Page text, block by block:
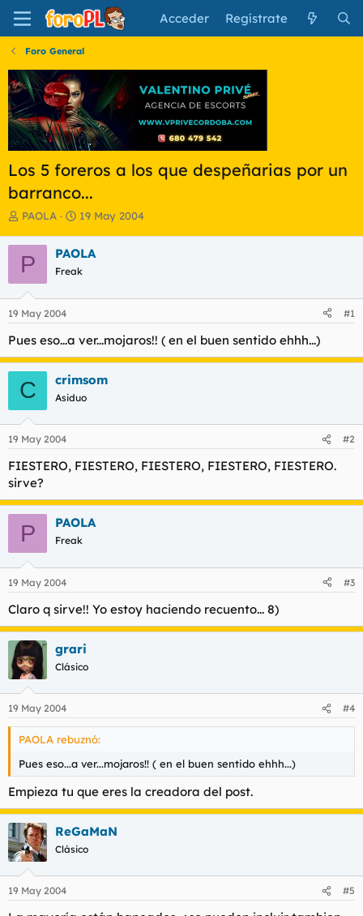
Acceder Regístrate
Foro General
Los 5 foreros a los que despeñarias por un
barranco...
I
i
c
i
a
d
o
d
e
l
t
m
a
PAOLA
F
h
a
e
i
c
i
19 May 2004
P PAOLA
Freak
19 May 2004 #1
Pues eso...a ver...mojaros!! ( en el buen sentido ehhh...)
C crimsom
Asiduo
19 May 2004 #2
FIESTERO, FIESTERO, FIESTERO, FIESTERO, FIESTERO.
sirve?
P PAOLA
Freak
19 May 2004 #3
Claro q sirve!! Yo estoy haciendo recuento... 8)
grari
Clásico
19 May 2004 #4
PAOLA rebuznó:
Pues eso...a ver...mojaros!! ( en el buen sentido ehhh...)
Empieza tu que eres la creadora del post.
ReGaMaN
Clásico
19 May 2004 #5